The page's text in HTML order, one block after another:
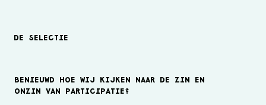
DE SELECTIE
BENIEUWD HOE WIJ KIJKEN NAAR DE ZIN EN
ONZIN VAN PARTICIPATIE?